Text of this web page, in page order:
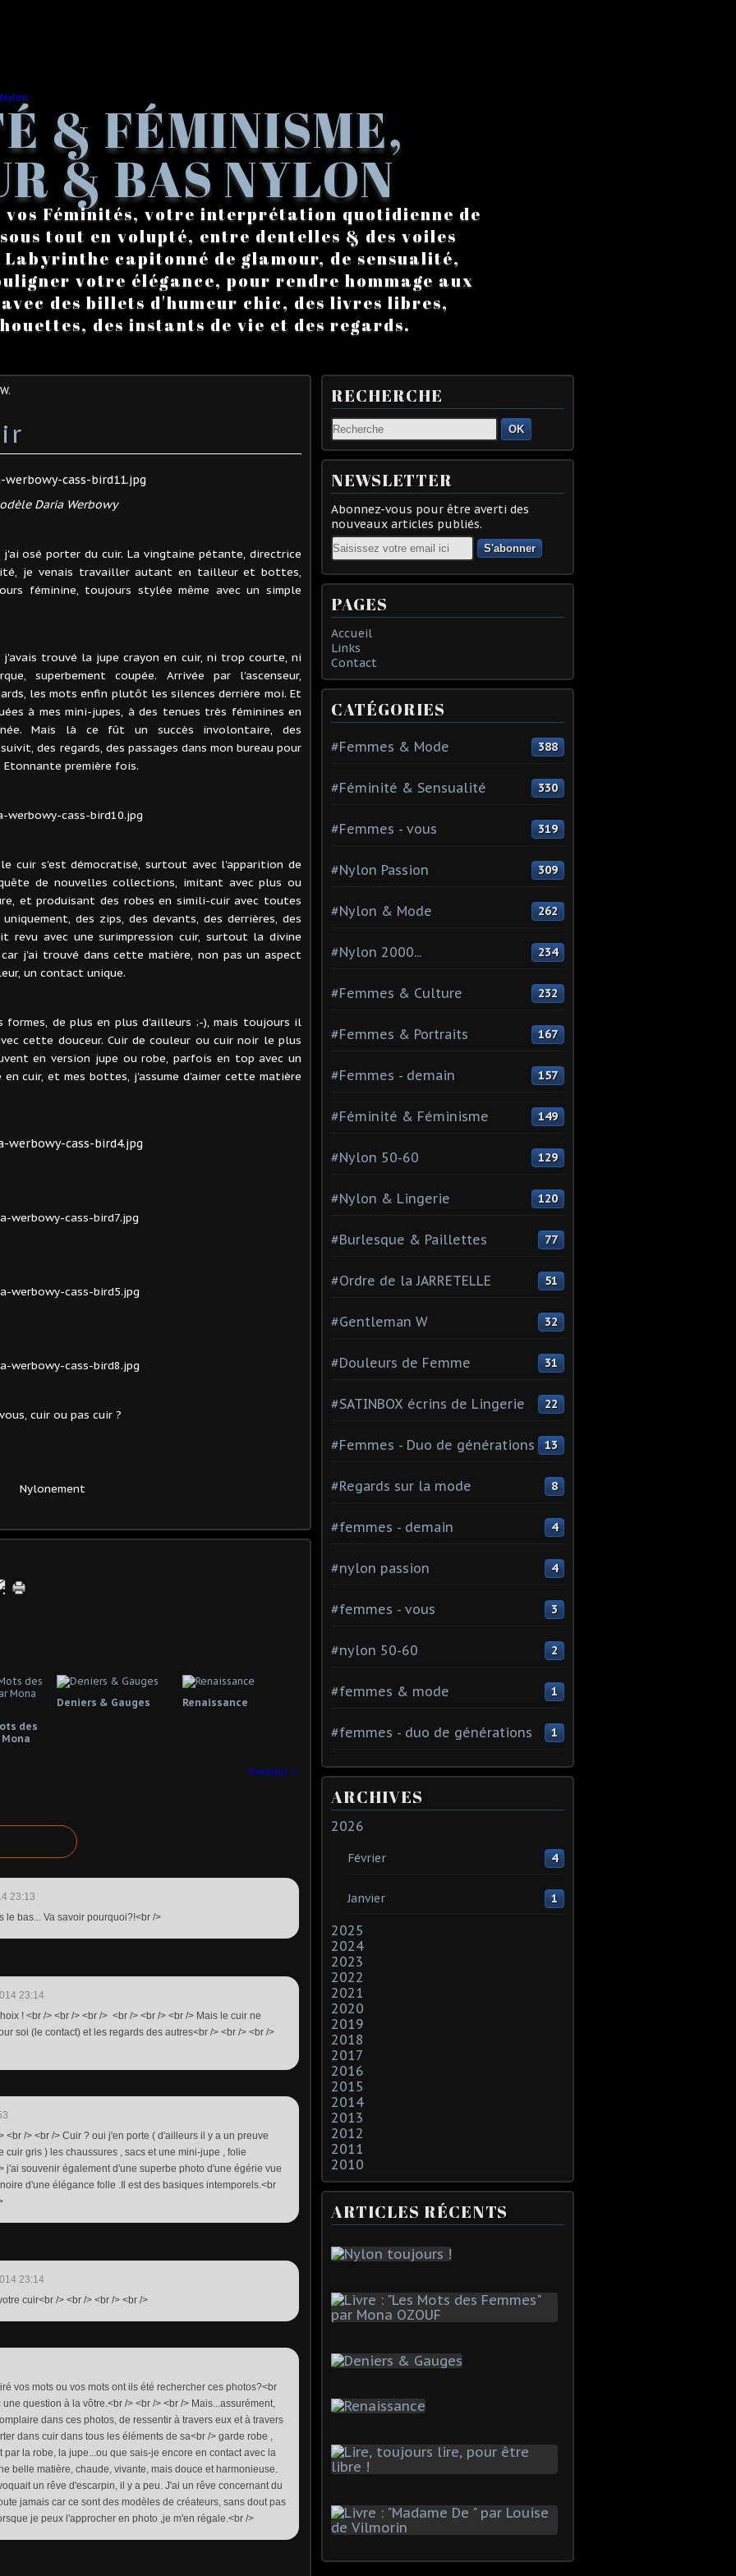
& FÉMINISME,
& BAS NYLON
vos Féminités, votre interprétation quotidienne de
tout en volupté, entre dentelles & des voiles
Labyrinthe capitonné de glamour, de sensualité,
votre élégance, pour rendre hommage aux
des billets d'humeur chic, des livres libres,
des instants de vie et des regards.
Daria Werbowy
j'ai osé porter du cuir. La vingtaine pétante, directrice
je venais travailler autant en tailleur et bottes,
féminine, toujours stylée même avec un simple
j'avais trouvé la jupe crayon en cuir, ni trop courte, ni
superbement coupée. Arrivée par l'ascenseur,
les mots enfin plutôt les silences derrière moi. Et
à mes mini-jupes, à des tenues très féminines en
Mais là ce fût un succès involontaire, des
des regards, des passages dans mon bureau pour
première fois.
cuir s'est démocratisé, surtout avec l'apparition de
de nouvelles collections, imitant avec plus ou
et produisant des robes en simili-cuir avec toutes
des zips, des devants, des derrières, des
revu avec une surimpression cuir, surtout la divine
j'ai trouvé dans cette matière, non pas un aspect
un contact unique.
formes, de plus en plus d'ailleurs ;-), mais toujours il
cette douceur. Cuir de couleur ou cuir noir le plus
en version jupe ou robe, parfois en top avec un
en cuir, et mes bottes, j'assume d'aimer cette matière
cuir ou pas cuir ?
Nylonement
des
Deniers & Gauges Renaissance
Heureux
23:13
le bas... Va savoir pourquoi?!<br />
23:14
! <br /> <br /> <br /> <br /> <br /> <br /> Mais le cuir ne
soi (le contact) et les regards des autres<br /> <br /> <br />
<br /> <br /> Cuir ? oui j'en porte ( d'ailleurs il y a un preuve
cuir gris ) les chaussures , sacs et une mini-jupe , folie
j'ai souvenir également d'une superbe photo d'une égérie vue
d'une élégance folle .Il est des basiques intemporels.<br
23:14
cuir<br /> <br /> <br /> <br />
vos mots ou vos mots ont ils été rechercher ces photos?<br
question à la vôtre.<br /> <br /> <br /> Mais...assurément,
dans ces photos, de ressentir à travers eux et à travers
dans cuir dans tous les éléments de sa<br /> garde robe ,
la robe, la jupe...ou que sais-je encore en contact avec la
belle matière, chaude, vivante, mais douce et harmonieuse.
un rêve d'escarpin, il y a peu. J'ai un rêve concernant du
jamais car ce sont des modèles de créateurs, sans dout pas
je peux l'approcher en photo ,je m'en régale.<br />
RECHERCHE
OK
NEWSLETTER
Abonnez-vous pour être averti des
nouveaux articles publiés.
Email
PAGES
Accueil
Links
Contact
CATÉGORIES
#Femmes & Mode 388
#Féminité & Sensualité 330
#Femmes - vous 319
#Nylon Passion 309
#Nylon & Mode 262
#Nylon 2000... 234
#Femmes & Culture 232
#Femmes & Portraits 167
#Femmes - demain 157
#Féminité & Féminisme 149
#Nylon 50-60 129
#Nylon & Lingerie 120
#Burlesque & Paillettes 77
#Ordre de la JARRETELLE 51
#Gentleman W 32
#Douleurs de Femme 31
#SATINBOX écrins de Lingerie 22
#Femmes - Duo de générations 13
#Regards sur la mode 8
#femmes - demain 4
#nylon passion 4
#femmes - vous 3
#nylon 50-60 2
#femmes & mode 1
#femmes - duo de générations 1
ARCHIVES
2026
Février 4
Janvier 1
2025
2024
2023
2022
2021
2020
2019
2018
2017
2016
2015
2014
2013
2012
2011
2010
ARTICLES RÉCENTS